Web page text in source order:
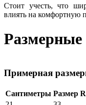
Стоит учесть, что
влиять на комфортную
Размерные
Примерная
Сантиметры Размер